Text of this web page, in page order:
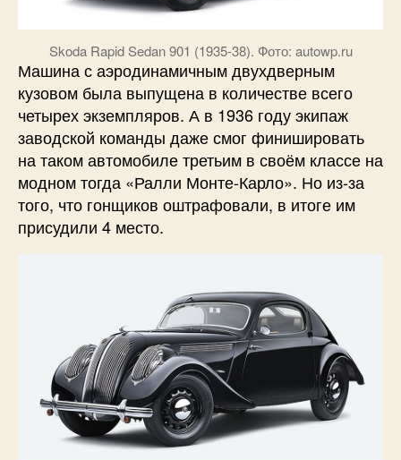
Skoda Rapid Sedan 901 (1935-38). Фото: autowp.ru
Машина с аэродинамичным двухдверным
кузовом была выпущена в количестве всего
четырех экземпляров. А в 1936 году экипаж
заводской команды даже смог финишировать
на таком автомобиле третьим в своём классе на
модном тогда «Ралли Монте-Карло». Но из-за
того, что гонщиков оштрафовали, в итоге им
присудили 4 место.